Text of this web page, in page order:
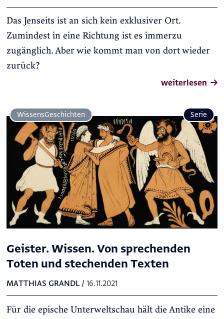
Das Jenseits ist an sich kein exklusiver Ort.
Zumindest in eine Richtung ist es immerzu
zugänglich. Aber wie kommt man von dort wieder
zurück?
weiterlesen
Wissens­Geschichten Serie
Geister. Wissen. Von sprechenden
Toten und stechenden Texten
MATTHIAS GRANDL/ 16.11.2021
Für die epische Unterweltschau hält die Antike eine